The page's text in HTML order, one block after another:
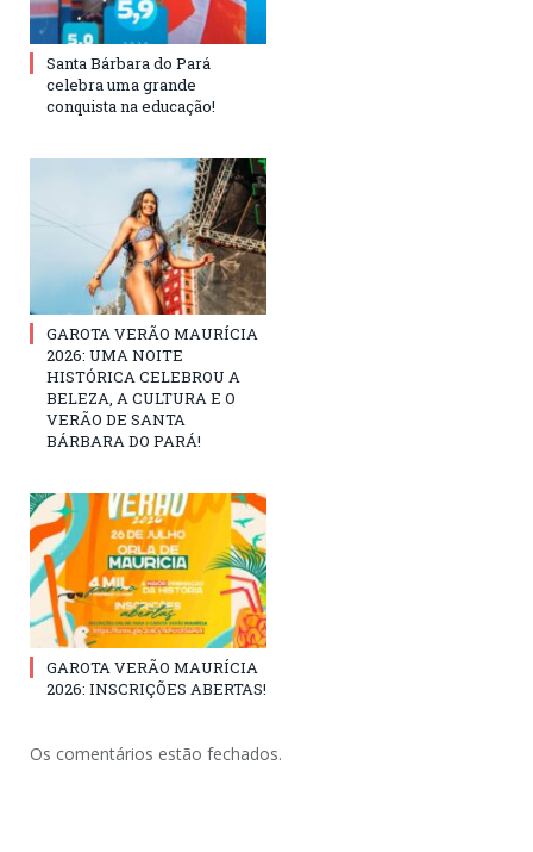
Santa Bárbara do Pará
celebra uma grande
conquista na educação!
GAROTA VERÃO MAURÍCIA
2026: UMA NOITE
HISTÓRICA CELEBROU A
BELEZA, A CULTURA E O
VERÃO DE SANTA
BÁRBARA DO PARÁ!
GAROTA VERÃO MAURÍCIA
2026: INSCRIÇÕES ABERTAS!
Os comentários estão fechados.